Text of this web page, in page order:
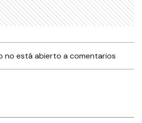
no está abierto a comentarios